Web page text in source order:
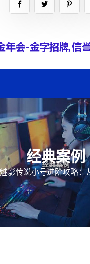
经典案例
魅影传说小号进阶攻略：